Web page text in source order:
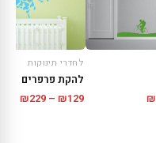
₪
לחדרי תינוקות
להקת פרפרים
₪129
–
₪229